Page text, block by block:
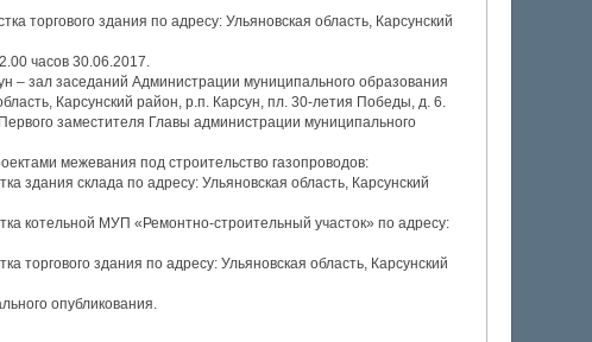
торгового здания по адресу: Ульяновская область, Карсунский
часов 30.06.2017.
– зал заседаний Администрации муниципального образования
Карсунский район, р.п. Карсун, пл. 30-летия Победы, д. 6.
заместителя Главы администрации муниципального
межевания под строительство газопроводов:
здания склада по адресу: Ульяновская область, Карсунский
котельной МУП «Ремонтно-строительный участок» по адресу:
торгового здания по адресу: Ульяновская область, Карсунский
опубликования.